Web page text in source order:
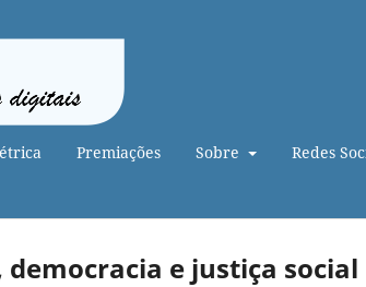
Premiações Sobre Redes
e justiça social